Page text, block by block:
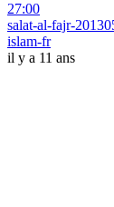
27:00
salat-al-fajr-
islam-fr
il y a 11 ans